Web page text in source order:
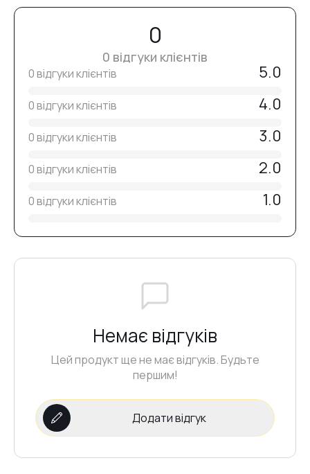
№16
№21
Перед використанням необхідно продезінфікувати,
очистити та простерилізувати.
0
0 відгуки клієнтів
0 відгуки клієнтів 5.0
0 відгуки клієнтів 4.0
0 відгуки клієнтів 3.0
0 відгуки клієнтів 2.0
0 відгуки клієнтів 1.0
Немає відгуків
Цей продукт ще не має відгуків. Будьте
першим!
Додати відгук